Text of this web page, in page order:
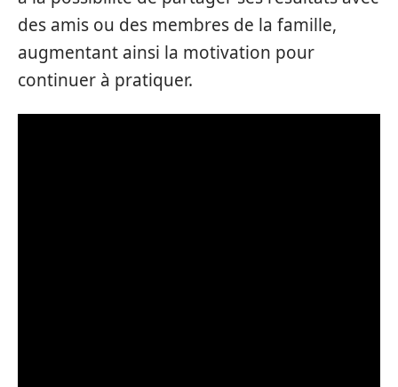
des amis ou des membres de la famille,
augmentant ainsi la motivation pour
continuer à pratiquer.